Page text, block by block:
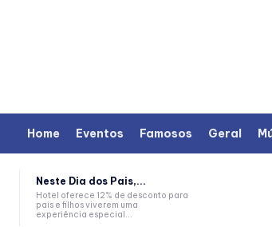
Home Eventos Famosos Geral
Neste Dia dos Pais,...
Hotel oferece 12% de desconto para
pais e filhos viverem uma
experiência especial...